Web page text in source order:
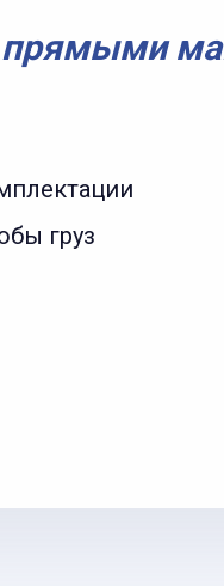
прямыми
груз